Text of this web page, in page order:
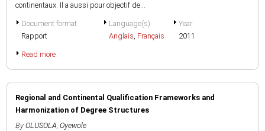
continentaux. Il a aussi pour objectif de...
Document format
Rapport
Language(s)
Anglais, Français
Year
2011
Read more
Regional and Continental Qualification Frameworks and
Harmonization of Degree Structures
By OLUSOLA, Oyewole